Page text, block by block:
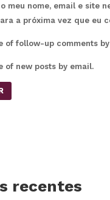
meu nome, email e site
a próxima vez que eu
of follow-up comments
of new posts by email.
recentes